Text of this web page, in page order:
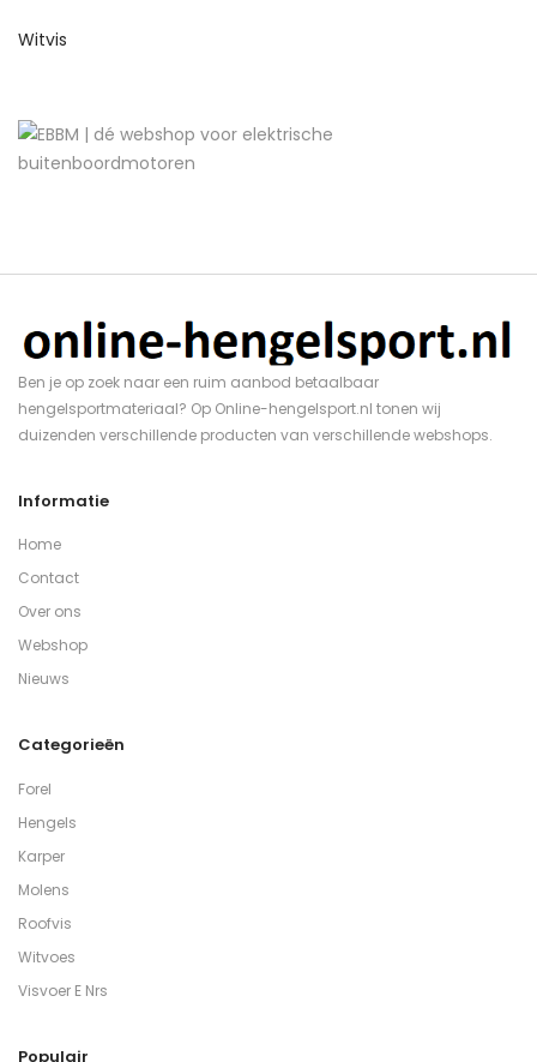
Witvis
Ben je op zoek naar een ruim aanbod betaalbaar
hengelsportmateriaal? Op Online-hengelsport.nl tonen wij
duizenden verschillende producten van verschillende webshops.
Informatie
Home
Contact
Over ons
Webshop
Nieuws
Categorieën
Forel
Hengels
Karper
Molens
Roofvis
Witvoes
Visvoer E Nrs
Populair